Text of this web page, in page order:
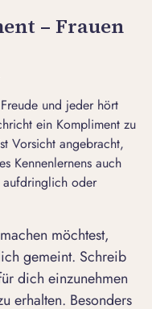
– Frauen
und jeder hört
ein Kompliment zu
Vorsicht angebracht,
Kennenlernens auch
aufdringlich oder
möchtest,
gemeint. Schreib
dich einzunehmen
erhalten. Besonders